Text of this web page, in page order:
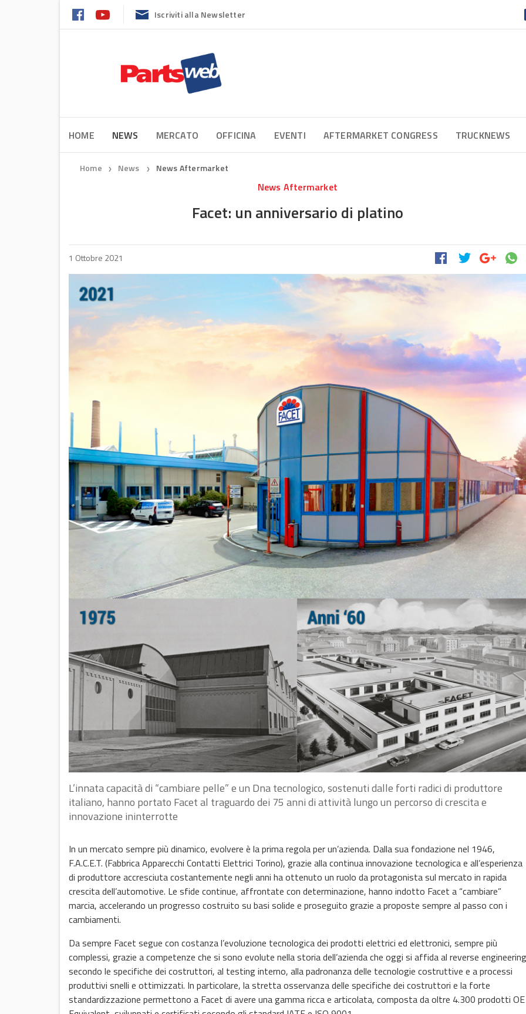
Iscriviti alla Newsletter
HOME NEWS MERCATO OFFICINA EVENTI AFTERMARKET CONGRESS TRUCKNEWS
Home ❯ News ❯ News Aftermarket
News Aftermarket
Facet: un anniversario di platino
1 Ottobre 2021
L’innata capacità di “cambiare pelle” e un Dna tecnologico, sostenuti dalle forti radici di produttore
italiano, hanno portato Facet al traguardo dei 75 anni di attività lungo un percorso di crescita e
innovazione ininterrotte
In un mercato sempre più dinamico, evolvere è la prima regola per un’azienda. Dalla sua fondazione nel 1946,
F.A.C.E.T. (Fabbrica Apparecchi Contatti Elettrici Torino), grazie alla continua innovazione tecnologica e all’esperienza
di produttore accresciuta costantemente negli anni ha ottenuto un ruolo da protagonista sul mercato in rapida
crescita dell’automotive. Le sfide continue, affrontate con determinazione, hanno indotto Facet a “cambiare”
marcia, accelerando un progresso costruito su basi solide e proseguito grazie a proposte sempre al passo con i
cambiamenti.
Da sempre Facet segue con costanza l’evoluzione tecnologica dei prodotti elettrici ed elettronici, sempre più
complessi, grazie a competenze che si sono evolute nella storia dell’azienda che oggi si affida al reverse engineering
secondo le specifiche dei costruttori, al testing interno, alla padronanza delle tecnologie costruttive e a processi
produttivi snelli e ottimizzati. In particolare, la stretta osservanza delle specifiche dei costruttori e la forte
standardizzazione permettono a Facet di avere una gamma ricca e articolata, composta da oltre 4.300 prodotti OE